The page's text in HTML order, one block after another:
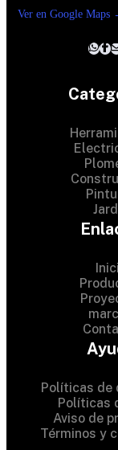
Ver en Google Maps
Políticas de
Políticas
Aviso de
Términos y